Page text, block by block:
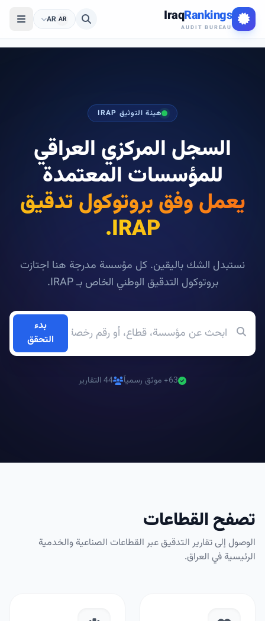
IraqRankings
AUDIT BUREAU
AR
AR
هيئة التوثيق IRAP
السجل المركزي العراقي
للمؤسسات المعتمدة
يعمل وفق بروتوكول تدقيق
IRAP.
نستبدل الشك باليقين. كل مؤسسة مدرجة هنا اجتازت
بروتوكول التدقيق الوطني الخاص بـ IRAP.
بدء
التحقق
63+ موثق رسمياً 44 التقارير
تصفح القطاعات
الوصول إلى تقارير التدقيق عبر القطاعات الصناعية والخدمية
الرئيسية في العراق.